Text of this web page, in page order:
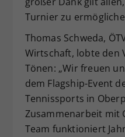
Turnier zu
Thomas Schweda,
Wirtschaft, lobte den
Tönen: „Wir freuen
dem Flagship-Event
Tennissports in
Zusammenarbeit mit
Team funktioniert